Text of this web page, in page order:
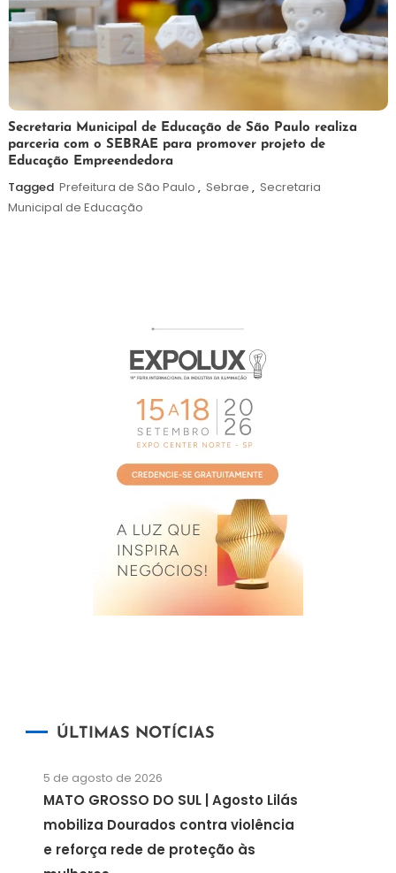
5
de
agosto
de
2026
Maurilio
Secretaria Municipal de Educação de São Paulo realiza
parceria com o SEBRAE para promover projeto de
Educação Empreendedora
Tagged Prefeitura de São Paulo , Sebrae , Secretaria
Municipal de Educação
ÚLTIMAS NOTÍCIAS
5 de agosto de 2026
MATO GROSSO DO SUL | Agosto Lilás
mobiliza Dourados contra violência
e reforça rede de proteção às